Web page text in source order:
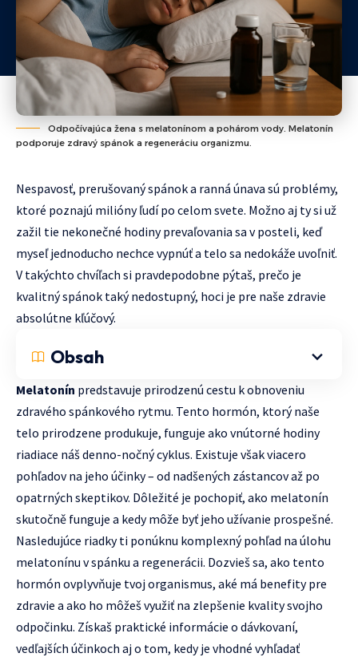
Odpočívajúca žena s melatonínom a pohárom vody. Melatonín
podporuje zdravý spánok a regeneráciu organizmu.
Nespavosť, prerušovaný spánok a ranná únava sú problémy,
ktoré poznajú milióny ľudí po celom svete. Možno aj ty si už
zažil tie nekonečné hodiny prevaľovania sa v posteli, keď
myseľ jednoducho nechce vypnúť a telo sa nedokáže uvoľniť.
V takýchto chvíľach si pravdepodobne pýtaš, prečo je
kvalitný spánok taký nedostupný, hoci je pre naše zdravie
absolútne kľúčový.
Obsah
Melatonín predstavuje prirodzenú cestu k obnoveniu
zdravého spánkového rytmu. Tento hormón, ktorý naše
telo prirodzene produkuje, funguje ako vnútorné hodiny
riadiace náš denno-nočný cyklus. Existuje však viacero
pohľadov na jeho účinky – od nadšených zástancov až po
opatrných skeptikov. Dôležité je pochopiť, ako melatonín
skutočně funguje a kedy môže byť jeho užívanie prospešné.
Nasledujúce riadky ti ponúknu komplexný pohľad na úlohu
melatonínu v spánku a regenerácii. Dozvieš sa, ako tento
hormón ovplyvňuje tvoj organismus, aké má benefity pre
zdravie a ako ho môžeš využiť na zlepšenie kvality svojho
odpočinku. Získaš praktické informácie o dávkovaní,
vedľajších účinkoch aj o tom, kedy je vhodné vyhľadať